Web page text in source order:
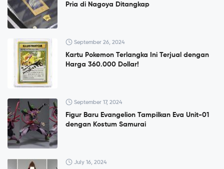
Pria di Nagoya Ditangkap
September 26, 2024
Kartu Pokemon Terlangka Ini Terjual dengan
Harga 360.000 Dollar!
September 17, 2024
Figur Baru Evangelion Tampilkan Eva Unit-01
dengan Kostum Samurai
July 16, 2024